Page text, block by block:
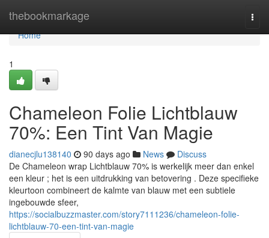
thebookmarkage
Home
Home
1
Chameleon Folie Lichtblauw
70%: Een Tint Van Magie
dianecjlu138140 90 days ago News
Discuss
De Chameleon wrap Lichtblauw 70% is werkelijk meer dan enkel
een kleur ; het is een uitdrukking van betovering . Deze specifieke
kleurtoon combineert de kalmte van blauw met een subtiele
ingebouwde sfeer,
https://socialbuzzmaster.com/story7111236/chameleon-folie-
lichtblauw-70-een-tint-van-magie